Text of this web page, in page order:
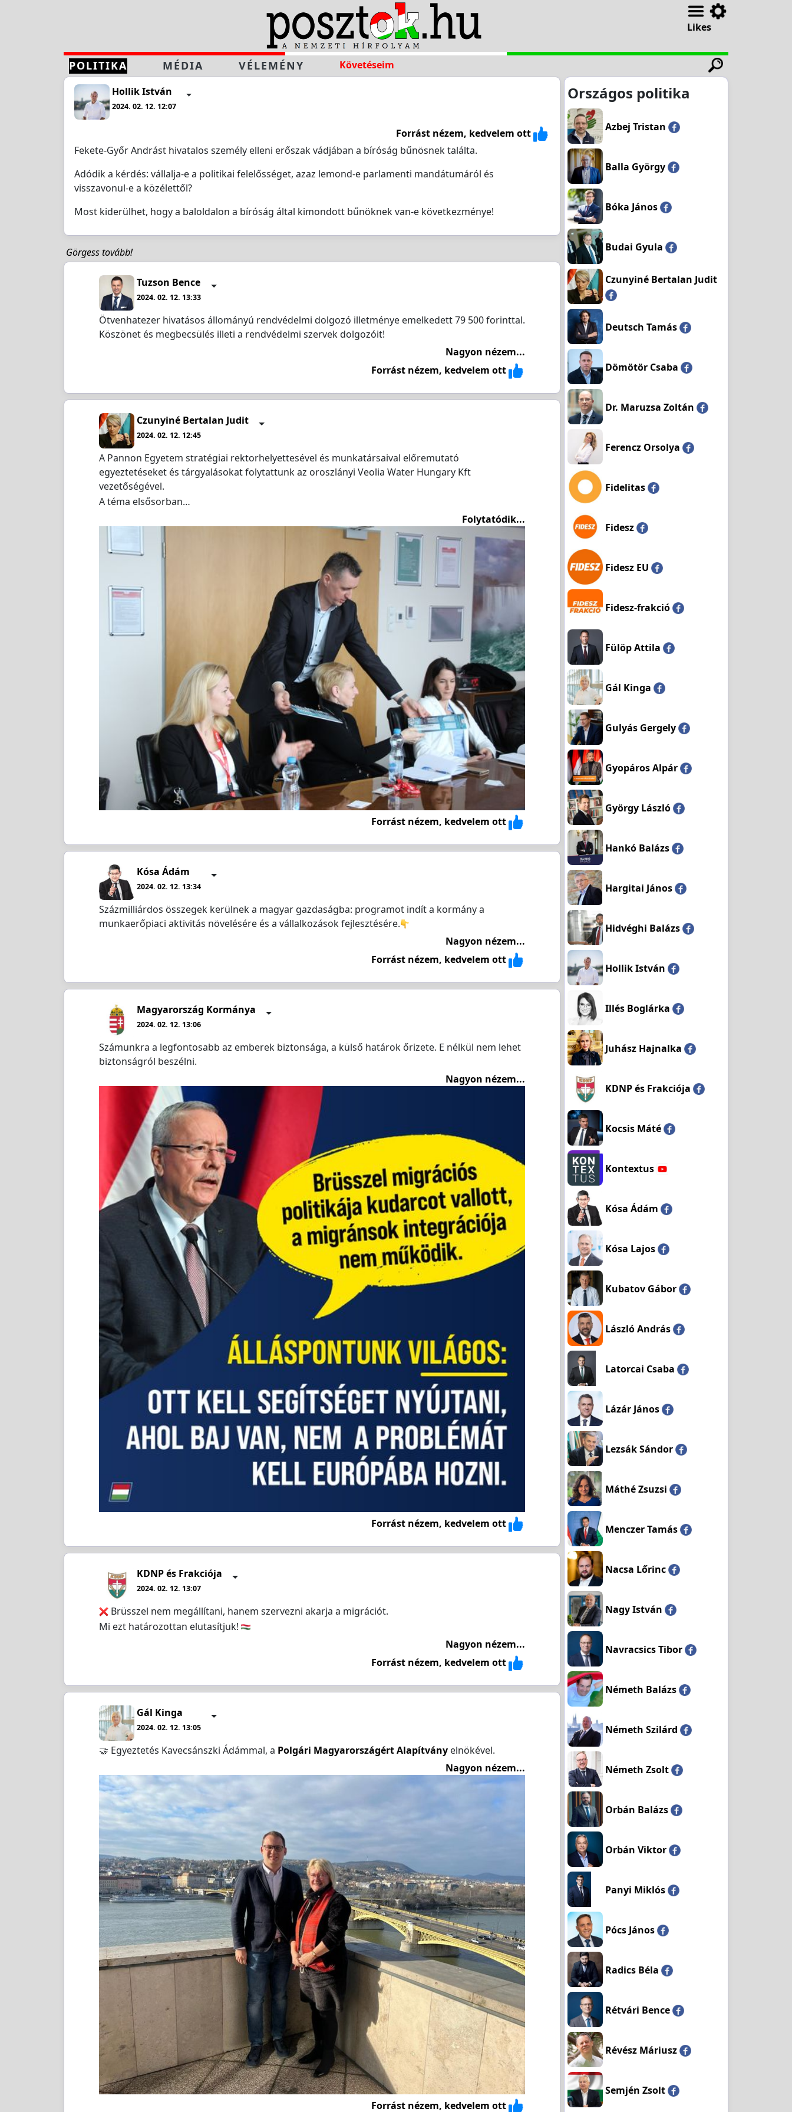
Likes
POLITIKA MÉDIA VÉLEMÉNY Követéseim
Hollik István
2024. 02. 12. 12:07
Forrást nézem, kedvelem ott
Fekete-Győr Andrást hivatalos személy elleni erőszak vádjában a bíróság bűnösnek találta.
Adódik a kérdés: vállalja-e a politikai felelősséget, azaz lemond-e parlamenti mandátumáról és
visszavonul-e a közélettől?
Most kiderülhet, hogy a baloldalon a bíróság által kimondott bűnöknek van-e következménye!
Görgess tovább!
Tuzson Bence
2024. 02. 12. 13:33
Ötvenhatezer hivatásos állományú rendvédelmi dolgozó illetménye emelkedett 79 500 forinttal.
Köszönet és megbecsülés illeti a rendvédelmi szervek dolgozóit!
Nagyon nézem...
Forrást nézem, kedvelem ott
Czunyiné Bertalan Judit
2024. 02. 12. 12:45
A Pannon Egyetem stratégiai rektorhelyettesével és munkatársaival előremutató
egyeztetéseket és tárgyalásokat folytattunk az oroszlányi Veolia Water Hungary Kft
vezetőségével.
A téma elsősorban…
Folytatódik...
Forrást nézem, kedvelem ott
Kósa Ádám
2024. 02. 12. 13:34
Százmilliárdos összegek kerülnek a magyar gazdaságba: programot indít a kormány a
munkaerőpiaci aktivitás növelésére és a vállalkozások fejlesztésére.
Nagyon nézem...
Forrást nézem, kedvelem ott
Magyarország Kormánya
2024. 02. 12. 13:06
Számunkra a legfontosabb az emberek biztonsága, a külső határok őrizete. E nélkül nem lehet
biztonságról beszélni.
Nagyon nézem...
Forrást nézem, kedvelem ott
KDNP és Frakciója
2024. 02. 12. 13:07
Brüsszel nem megállítani, hanem szervezni akarja a migrációt.
Mi ezt határozottan elutasítjuk!
Nagyon nézem...
Forrást nézem, kedvelem ott
Gál Kinga
2024. 02. 12. 13:05
🤝 Egyeztetés Kavecsánszki Ádámmal, a Polgári Magyarországért Alapítvány elnökével.
Nagyon nézem...
Forrást nézem, kedvelem ott
Országos politika
Azbej Tristan
Balla György
Bóka János
Budai Gyula
Czunyiné Bertalan Judit
Deutsch Tamás
Dömötör Csaba
Dr. Maruzsa Zoltán
Ferencz Orsolya
Fidelitas
Fidesz
Fidesz EU
Fidesz-frakció
Fülöp Attila
Gál Kinga
Gulyás Gergely
Gyopáros Alpár
György László
Hankó Balázs
Hargitai János
Hidvéghi Balázs
Hollik István
Illés Boglárka
Juhász Hajnalka
KDNP és Frakciója
Kocsis Máté
Kontextus
Kósa Ádám
Kósa Lajos
Kubatov Gábor
László András
Latorcai Csaba
Lázár János
Lezsák Sándor
Máthé Zsuzsi
Menczer Tamás
Nacsa Lőrinc
Nagy István
Navracsics Tibor
Németh Balázs
Németh Szilárd
Németh Zsolt
Orbán Balázs
Orbán Viktor
Panyi Miklós
Pócs János
Radics Béla
Rétvári Bence
Révész Máriusz
Semjén Zsolt